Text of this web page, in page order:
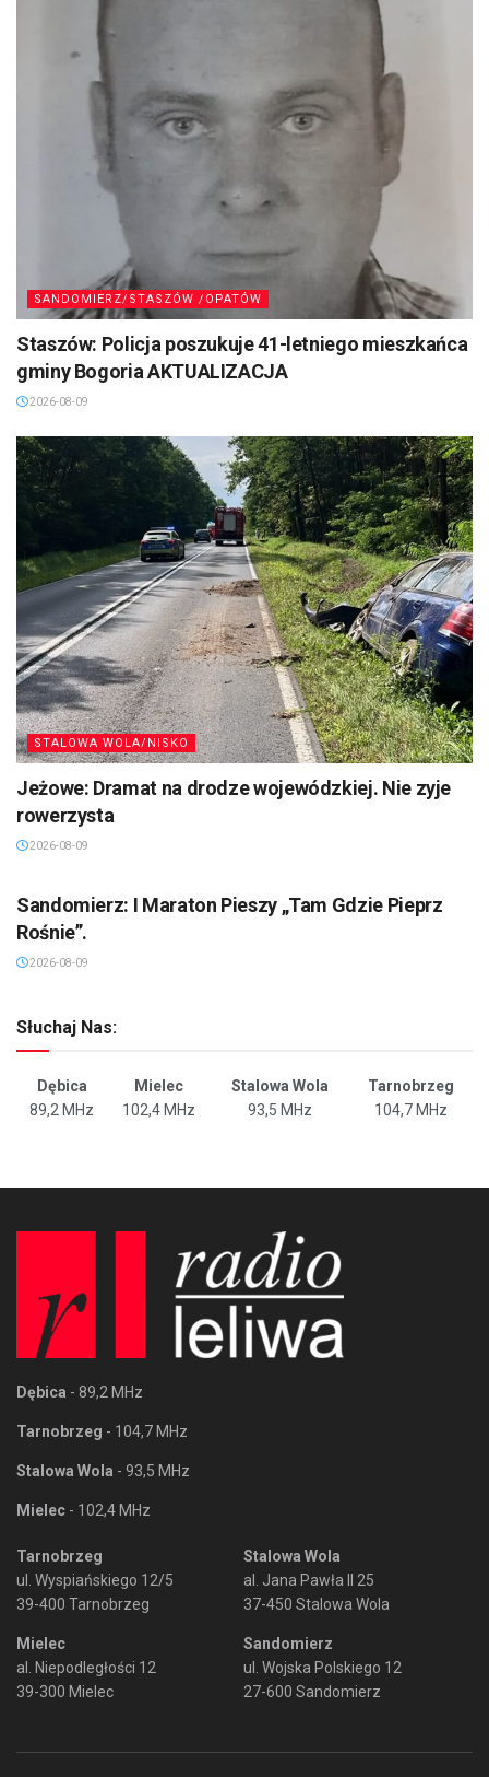
SANDOMIERZ/STASZÓW /OPATÓW
Staszów: Policja poszukuje 41-letniego mieszkańca
gminy Bogoria AKTUALIZACJA
2026-08-09
STALOWA WOLA/NISKO
Jeżowe: Dramat na drodze wojewódzkiej. Nie zyje
rowerzysta
2026-08-09
Sandomierz: I Maraton Pieszy „Tam Gdzie Pieprz
Rośnie”.
2026-08-09
Słuchaj Nas:
Dębica Mielec Stalowa Wola
Tarnobrzeg
89,2 MHz
102,4 MHz 93,5 MHz 104,7 MHz
Dębica - 89,2 MHz
Tarnobrzeg - 104,7 MHz
Stalowa Wola - 93,5 MHz
Mielec - 102,4 MHz
Tarnobrzeg
ul. Wyspiańskiego 12/5
39-400 Tarnobrzeg
Mielec
al. Niepodległości 12
39-300 Mielec
Stalowa Wola
al. Jana Pawła II 25
37-450 Stalowa Wola
Sandomierz
ul. Wojska Polskiego 12
27-600 Sandomierz